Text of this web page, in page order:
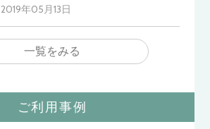
2019年05月13日
一覧をみる
ご利用事例